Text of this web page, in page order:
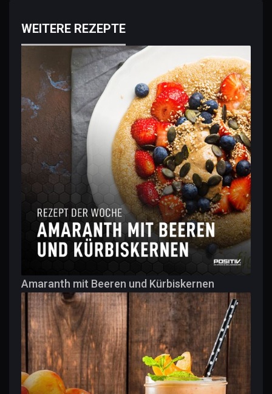
WEITERE REZEPTE
Amaranth mit Beeren und Kürbiskernen